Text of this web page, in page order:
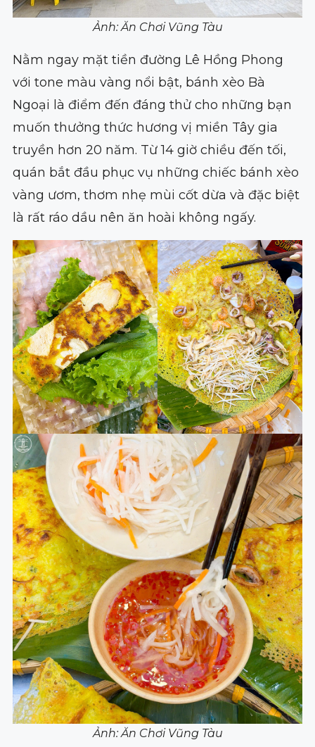
Ảnh: Ăn Chơi Vũng Tàu
Nằm ngay mặt tiền đường Lê Hồng Phong
với tone màu vàng nổi bật, bánh xèo Bà
Ngoại là điểm đến đáng thử cho những bạn
muốn thưởng thức hương vị miền Tây gia
truyền hơn 20 năm. Từ 14 giờ chiều đến tối,
quán bắt đầu phục vụ những chiếc bánh xèo
vàng ươm, thơm nhẹ mùi cốt dừa và đặc biệt
là rất ráo dầu nên ăn hoài không ngấy.
Ảnh: Ăn Chơi Vũng Tàu